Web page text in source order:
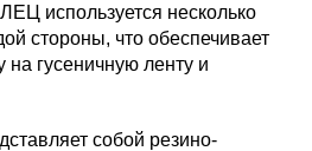
используется несколько
стороны, что обеспечивает
на гусеничную ленту и
собой резино-